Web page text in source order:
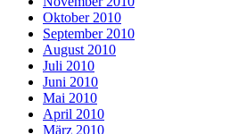
Oktober 2010
September 2010
August 2010
Juli 2010
Juni 2010
Mai 2010
April 2010
März 2010